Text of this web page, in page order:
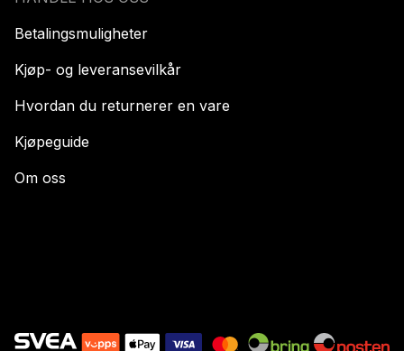
Betalingsmuligheter
Kjøp- og leveransevilkår
Hvordan du returnerer en vare
Kjøpeguide
Om oss